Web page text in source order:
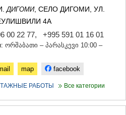
ДИГОМИ, СЕЛО ДИГОМИ, УЛ.
4А
00 22 77, +995 591 01 16 01
ორშაბათი – პარასკევი 10:00 –
map facebook
РАБОТЫ Все категории